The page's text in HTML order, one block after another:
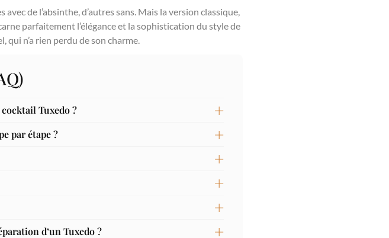
de l’absinthe, d’autres sans. Mais la version classique,
parfaitement l’élégance et la sophistication du style de
qui n’a rien perdu de son charme.
Tuxedo ?
par étape ?
d’un Tuxedo ?